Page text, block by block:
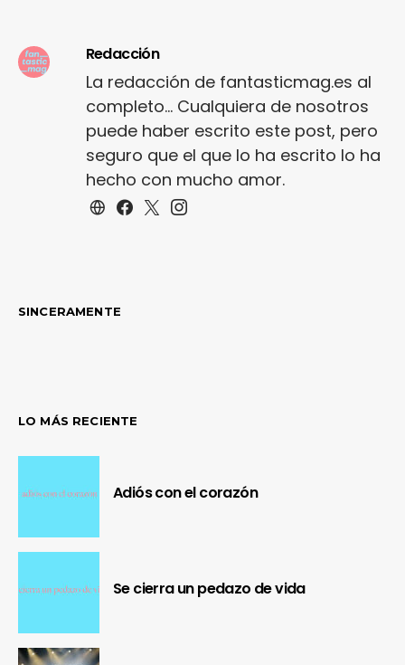
Redacción
La redacción de fantasticmag.es al
completo... Cualquiera de nosotros
puede haber escrito este post, pero
seguro que el que lo ha escrito lo ha
hecho con mucho amor.
SINCERAMENTE
LO MÁS RECIENTE
Adiós con el corazón
Se cierra un pedazo de vida